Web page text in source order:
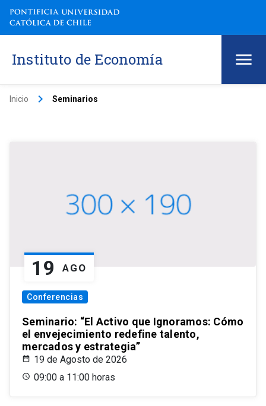
Instituto de Economía
Inicio keyboard_arrow_right Seminarios
19 AGO
Conferencias
Seminario: “El Activo que Ignoramos: Cómo
el envejecimiento redefine talento,
mercados y estrategia”
19 de Agosto de 2026
09:00 a 11:00 horas